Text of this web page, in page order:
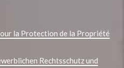
la Protection de la Propriété
Rechtsschutz und